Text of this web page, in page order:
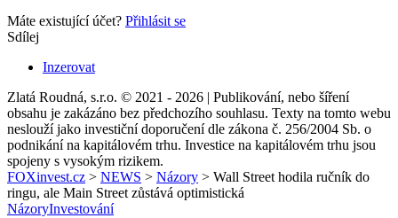
Máte existující účet? Přihlásit se
Sdílej
Inzerovat
Zlatá Roudná, s.r.o. © 2021 - 2026 | Publikování, nebo šíření
obsahu je zakázáno bez předchozího souhlasu. Texty na tomto webu
neslouží jako investiční doporučení dle zákona č. 256/2004 Sb. o
podnikání na kapitálovém trhu. Investice na kapitálovém trhu jsou
spojeny s vysokým rizikem.
FOXinvest.cz > NEWS > Názory > Wall Street hodila ručník do
ringu, ale Main Street zůstává optimistická
NázoryInvestování